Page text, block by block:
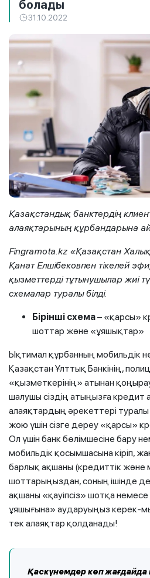
болады
31.10.2022
Қазақстандық банктердің
алаяқтарының құрбандарына
Fingramota.kz «Қазақстан
Қанат Елшібековпен тікелей
қызметтерді тұтынушылар жиі
схемалар туралы білді.
Бірінші схема– «қарсы»
шоттар және «ұяшықтар»
Ықтимал құрбанның мобильдік
Қазақстан Ұлттық Банкінің,
«қызметкерінің» атынан
шалушы сіздің атыңызға кредит
алаяқтардың әрекеттері
жою үшін сізге дереу «қарсы»
Ол үшін банк бөлімшесіне бару
мобильдік қосымшасына кіріп,
барлық ақшаны (кредиттік және
шоттарыңыздан, соның ішінде
ақшаны «қауіпсіз» шотқа
ұяшығына» аударуыңыз керек-
тек алаяқтар қолданады!
Қаскүнемдер көп жағдайда